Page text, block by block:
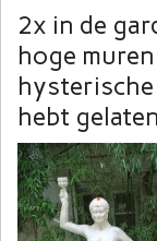
2x in de
hoge
hysterische
hebt